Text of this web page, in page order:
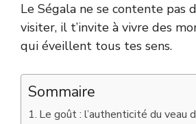
Le Ségala ne se contente pas
visiter, il t’invite à vivre des
qui éveillent tous tes sens.
Sommaire
Le goût : l’authenticité du veau